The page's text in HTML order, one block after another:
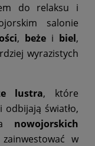
do relaksu i
salonie
, beże i biel,
wyrazistych
lustra, które
odbijają światło,
nowojorskich
w